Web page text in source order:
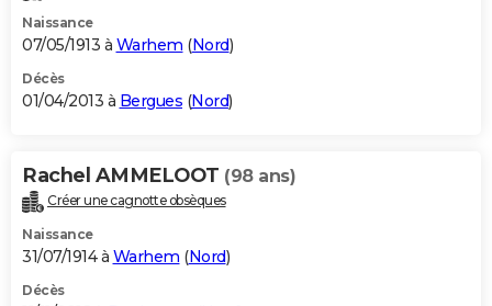
Naissance
07/05/1913 à Warhem (Nord)
Décès
01/04/2013 à Bergues (Nord)
Rachel AMMELOOT (98 ans)
Créer une cagnotte obsèques
Naissance
31/07/1914 à Warhem (Nord)
Décès